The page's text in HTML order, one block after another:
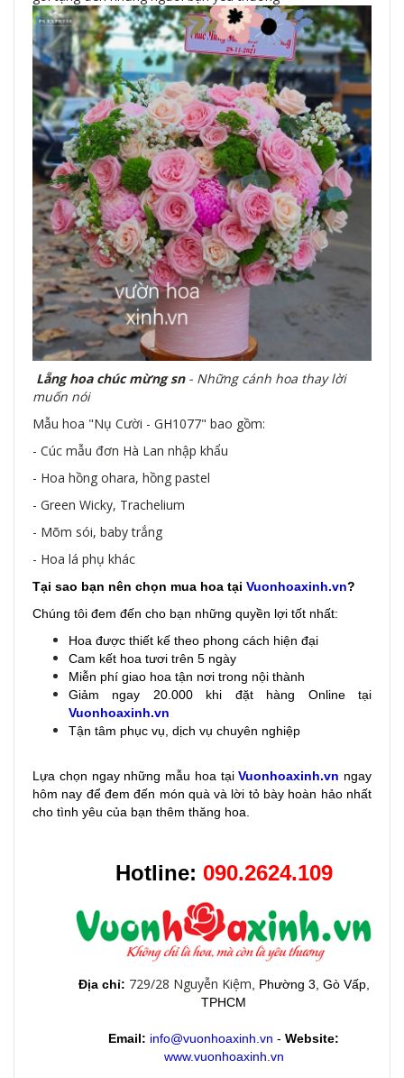
Lẵng hoa chúc mừng sn- Những cánh hoa thay lời
muốn nói
Mẫu hoa "Nụ Cười - GH1077" bao gồm:
- Cúc mẫu đơn Hà Lan nhập khẩu
- Hoa hồng ohara, hồng pastel
- Green Wicky, Trachelium
- Mõm sói, baby trắng
- Hoa lá phụ khác
Tại sao bạn nên chọn mua hoa tại Vuonhoaxinh.vn?
Chúng tôi đem đến cho bạn những quyền lợi tốt nhất:
Hoa được thiết kế theo phong cách hiện đại
Cam kết hoa tươi trên 5 ngày
Miễn phí giao hoa tận nơi trong nội thành
Giảm ngay 20.000 khi đặt hàng Online tại
Vuonhoaxinh.vn
Tận tâm phục vụ, dịch vụ chuyên nghiệp
Lựa chọn ngay những mẫu hoa tạiVuonhoaxinh.vn ngay
hôm nay để đem đến món quà và lời tỏ bày hoàn hảo nhất
cho tình yêu của bạn thêm thăng hoa.
Hotline: 090.2624.109
Địa chỉ: 729/28 Nguyễn Kiệm , Phường 3, Gò Vấp,
TPHCM
Email: info@vuonhoaxinh.vn - Website:
www.vuonhoaxinh.vn